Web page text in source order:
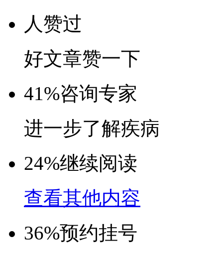
人赞过
好文章赞一下
41%咨询专家
进一步了解疾病
24%继续阅读
查看其他内容
36%预约挂号